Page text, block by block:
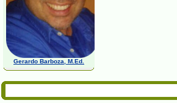
Gerardo Barboza, M.Ed.